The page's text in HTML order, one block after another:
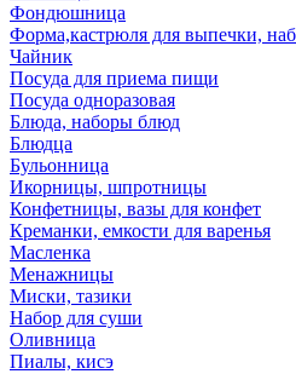
Фондюшница
Форма,кастрюля для выпечки,
Чайник
Посуда для приема пищи
Посуда одноразовая
Блюда, наборы блюд
Блюдца
Бульонница
Икорницы, шпротницы
Конфетницы, вазы для конфет
Креманки, емкости для варенья
Масленка
Менажницы
Миски, тазики
Набор для суши
Оливница
Пиалы, кисэ